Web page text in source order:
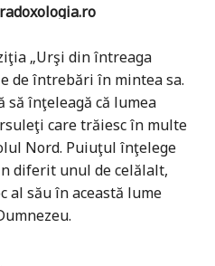
„Urşi din întreaga
de întrebări în mintea sa.
să înţeleagă că lumea
care trăiesc în multe
Nord. Puiuţul înţelege
diferit unul de celălalt,
al său în această lume